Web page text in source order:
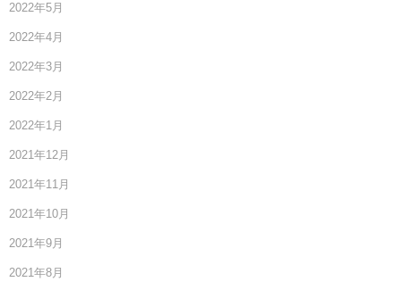
2022年5月
2022年4月
2022年3月
2022年2月
2022年1月
2021年12月
2021年11月
2021年10月
2021年9月
2021年8月